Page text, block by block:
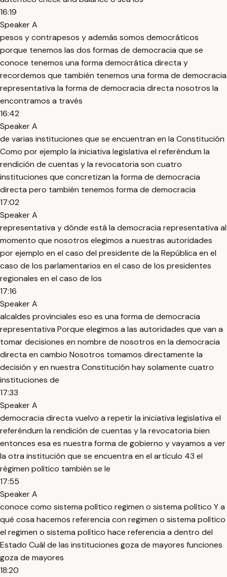
16:19
Speaker A
pesos y contrapesos y además somos democráticos
porque tenemos las dos formas de democracia que se
conoce tenemos una forma democrática directa y
recordemos que también tenemos una forma de democracia
representativa la forma de democracia directa nosotros la
encontramos a través
16:42
Speaker A
de varias instituciones que se encuentran en la Constitución
Como por ejemplo la iniciativa legislativa el referéndum la
rendición de cuentas y la revocatoria son cuatro
instituciones que concretizan la forma de democracia
directa pero también tenemos forma de democracia
17:02
Speaker A
representativa y dónde está la democracia representativa al
momento que nosotros elegimos a nuestras autoridades
por ejemplo en el caso del presidente de la República en el
caso de los parlamentarios en el caso de los presidentes
regionales en el caso de los
17:16
Speaker A
alcaldes provinciales eso es una forma de democracia
representativa Porque elegimos a las autoridades que van a
tomar decisiones en nombre de nosotros en la democracia
directa en cambio Nosotros tomamos directamente la
decisión y en nuestra Constitución hay solamente cuatro
instituciones de
17:33
Speaker A
democracia directa vuelvo a repetir la iniciativa legislativa el
referéndum la rendición de cuentas y la revocatoria bien
entonces esa es nuestra forma de gobierno y vayamos a ver
la otra institución que se encuentra en el artículo 43 el
régimen político también se le
17:55
Speaker A
conoce como sistema político regimen o sistema político Y a
qué cosa hacemos referencia con regimen o sistema político
el regimen o sistema político hace referencia a dentro del
Estado Cuál de las instituciones goza de mayores funciones
goza de mayores
18:20